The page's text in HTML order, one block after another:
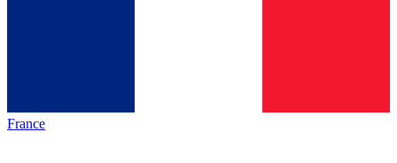
France